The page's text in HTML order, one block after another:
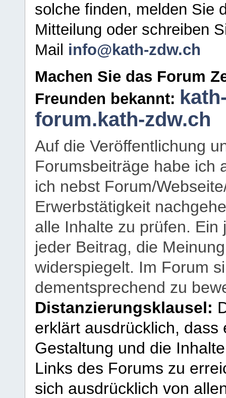
solche finden, melden Sie
Mitteilung oder schreiben
Mail info@kath-zdw.ch
Machen Sie das Forum
Freunden bekannt:
forum.kath-zdw.ch
Auf die Veröffentlichung
Forumsbeiträge habe ich
ich nebst Forum/
Erwerbstätigkeit
alle Inhalte zu prüfen.
jeder Beitrag, die
widerspiegelt. Im Forum
dementsprechend zu
Distanzierungsklausel:
erklärt ausdrücklich,
Gestaltung und die
Links des Forums zu
sich ausdrücklich von